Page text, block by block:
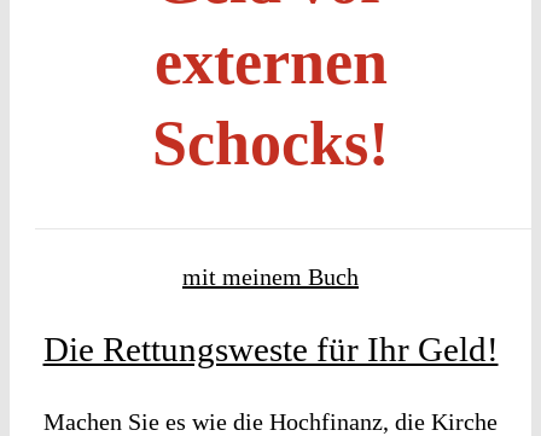
externen
Schocks!
mit meinem Buch
Die Rettungsweste für Ihr Geld!
Machen Sie es wie die Hochfinanz, die Kirche